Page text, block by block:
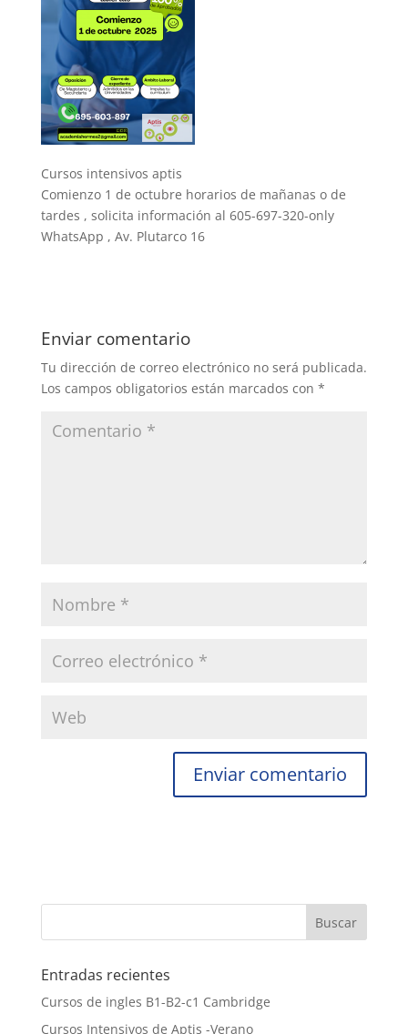
Cursos intensivos aptis
Comienzo 1 de octubre horarios de mañanas o de
tardes , solicita información al 605-697-320-only
WhatsApp , Av. Plutarco 16
Enviar comentario
Tu dirección de correo electrónico no será publicada.
Los campos obligatorios están marcados con *
Entradas recientes
Cursos de ingles B1-B2-c1 Cambridge
Cursos Intensivos de Aptis -Verano